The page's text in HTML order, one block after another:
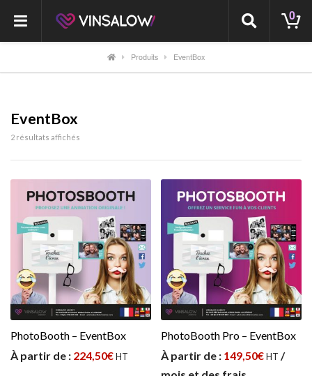
0
Produits EventBox
EventBox
2 résultats affichés
PhotoBooth – EventBox
À partir de : 224,50€HT
PhotoBooth Pro – EventBox
À partir de : 149,50€HT /